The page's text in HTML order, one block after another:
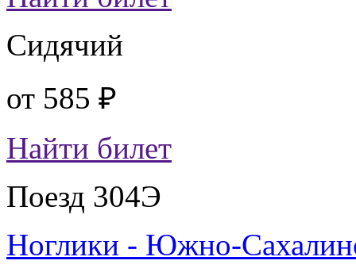
Сидячий
от 585 ₽
Найти билет
Поезд 304Э
Ноглики - Южно-